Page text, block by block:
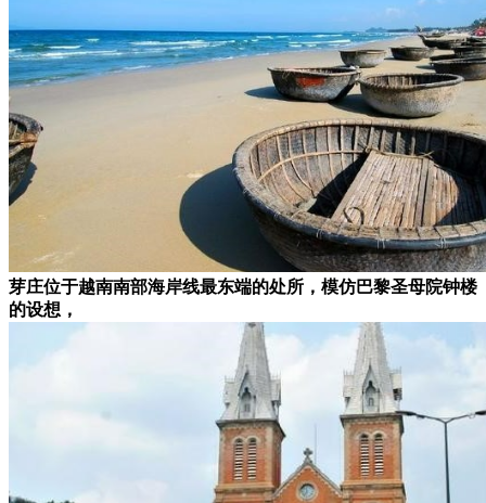
芽庄位于越南南部海岸线最东端的处所，模仿巴黎圣母院钟楼
的设想，